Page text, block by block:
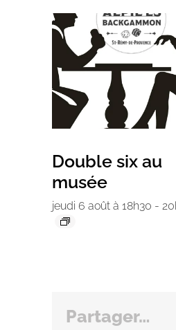
Double six au
musée
jeudi 6 août à 18h30 -
Partager…